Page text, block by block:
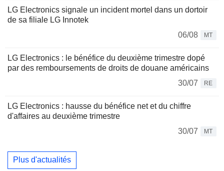
LG Electronics signale un incident mortel dans un dortoir
de sa filiale LG Innotek
06/08
MT
LG Electronics : le bénéfice du deuxième trimestre dopé
par des remboursements de droits de douane américains
30/07
RE
LG Electronics : hausse du bénéfice net et du chiffre
d'affaires au deuxième trimestre
30/07
MT
Plus d'actualités